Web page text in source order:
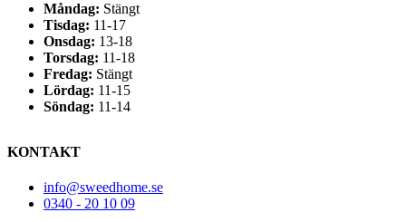
Måndag: Stängt
Tisdag: 11-17
Onsdag: 13-18
Torsdag: 11-18
Fredag: Stängt
Lördag: 11-15
Söndag: 11-14
KONTAKT
info@sweedhome.se
0340 - 20 10 09